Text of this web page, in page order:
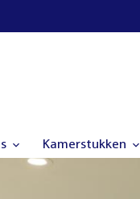
Kamerstukken